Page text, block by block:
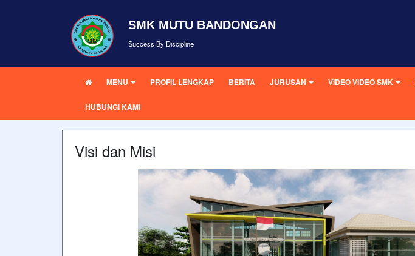
SMK MUTU BANDONGAN
Success By Discipline
MENU PROFIL LENGKAP BERITA JURUSAN VIDEO VIDEO SMK
HUBUNGI KAMI
Visi dan Misi